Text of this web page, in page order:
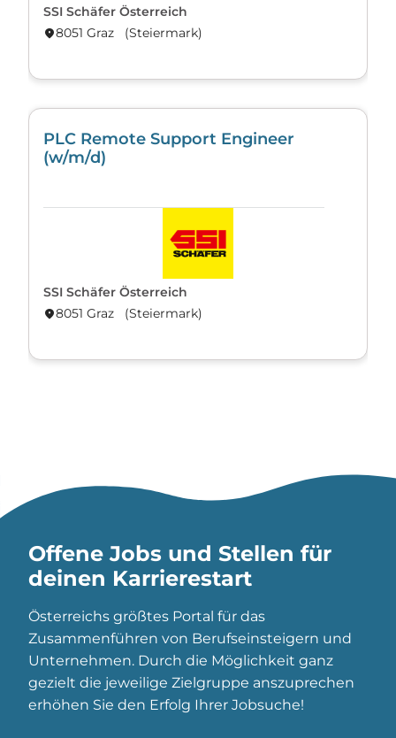
SSI Schäfer Österreich
location_on8051 Graz (Steier­mark)
SSI Schäfer Österreich
location_on8051 Graz (Steier­mark)
PLC Remote Support Engineer
(w/m/d)
Offene Jobs und Stellen für
deinen Karrierestart
Österreichs größtes Portal für das
Zusammenführen von Berufseinsteigern und
Unternehmen. Durch die Möglichkeit ganz
gezielt die jeweilige Zielgruppe anszuprechen
erhöhen Sie den Erfolg Ihrer Jobsuche!